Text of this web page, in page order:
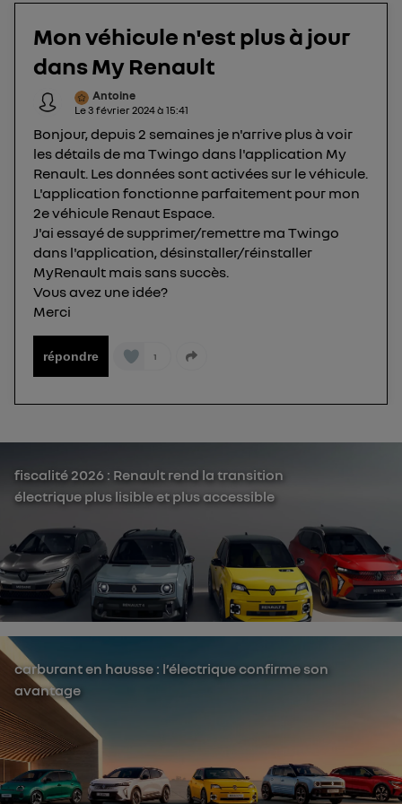
Mon véhicule n'est plus à jour
dans My Renault
Antoine
Le3 février 2024à 15:41
Bonjour, depuis 2 semaines je n'arrive plus à voir
les détails de ma Twingo dans l'application My
Renault. Les données sont activées sur le véhicule.
L'application fonctionne parfaitement pour mon
2e véhicule Renaut Espace.
J'ai essayé de supprimer/remettre ma Twingo
dans l'application, désinstaller/réinstaller
MyRenault mais sans succès.
Vous avez une idée?
Merci
répondre 1
fiscalité 2026 : Renault rend la transition
électrique plus lisible et plus accessible
carburant en hausse : l’électrique confirme son
avantage
L'identifiant est associé à votre connexion
internet. Ainsi, toutes les personnes utilisant la
même connexion et ayant consenties se verront
attribuer le même identifiant. En général :
Pour une connexion foyer(ex : Wi-Fi), la personnalisation sera basée
sur la navigation des membres du foyer ayant consentis.
Pour une connexion mobile
, la personnalisation sera basée
uniquement sur la navigation de l'utilisateur du mobile.
Vous pouvez à tout moment retirer ce
consentement surle portail d’Utiq
") ou via la page « gérer Utiq » en bas de ce site.
Pour plus d'informations, veuillez consulter
Politique d'information sur les données
personnelles d'Utiq